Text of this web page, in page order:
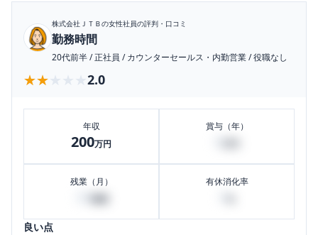
株式会社ＪＴＢの女性社員の評判・口コミ
勤務時間
20代前半/正社員 /カウンターセールス・内勤営業/役職なし
★★★★★
★★★★★ 2.0
年収
200万円
賞与（年）
残業（月） 有休消化率
良い点